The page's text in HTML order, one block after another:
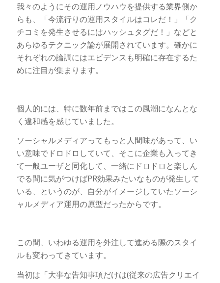
我々のようにその運用ノウハウを提供する業界側か
らも、「今流行りの運用スタイルはコレだ！」「ク
チコミを発生させるにはハッシュタグだ！」などと
あらゆるテクニック論が展開されています。確かに
それぞれの論調にはエビデンスも明確に存在するた
めに注目が集まります。
個人的には、特に数年前まではこの風潮になんとな
く違和感を感じていました。
ソーシャルメディアってもっと人間味があって、い
い意味でドロドロしていて、そこに企業も入ってき
て一般ユーザと同化して、一緒にドロドロと楽しん
でる間に気がつけばPR効果みたいなものが発生して
いる、というのが、自分がイメージしていたソーシ
ャルメディア運用の原型だったからです。
この間、いわゆる運用を外注して進める際のスタイ
ルも変わってきています。
当初は「大事な告知事項だけは(従来の広告クリエイ